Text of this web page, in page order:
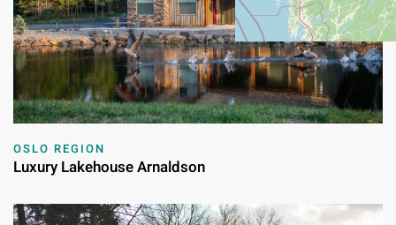
OSLO REGION
Luxury Lakehouse Arnaldson